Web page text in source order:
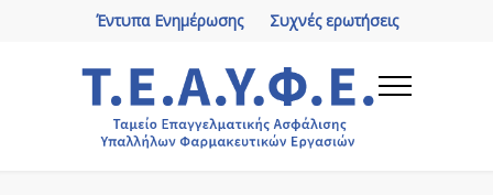
Συχνές ερωτήσεις
Έντυπα Ενημέρωσης